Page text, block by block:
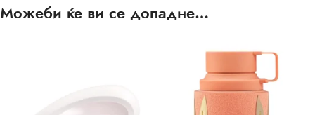
Можеби ќе ви се допадне…